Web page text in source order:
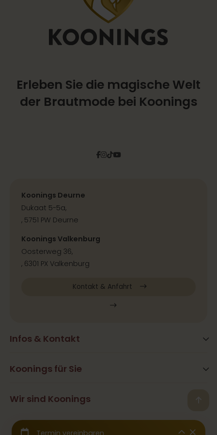
Erleben Sie die magische Welt
der Brautmode bei Koonings
Facebook
Instagram
TiktokPinterest
YouTube
Infos & Kontakt
Häufig gestellte Fragen
Kontakt
Koonings für Sie
Hair&Beauty
Hochzeitskleider
Wir sind Koonings
Team Koonings
Koonings Deurne
Dukaat 5-5a,
, 5751 PW Deurne
Koonings Valkenburg
Oosterweg 36,
, 6301 PX Valkenburg
Kontakt & Anfahrt